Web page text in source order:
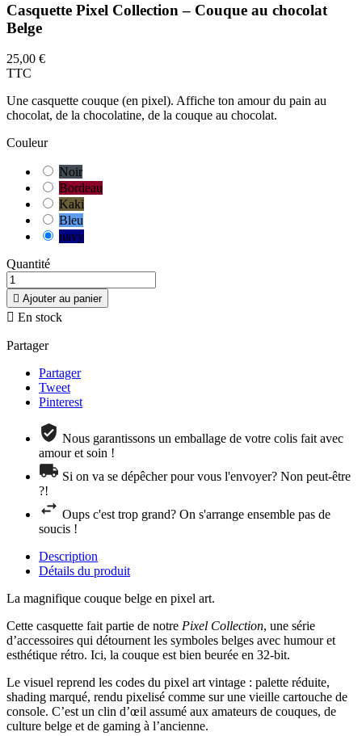
Casquette Pixel Collection – Couque au chocolat
Belge
25,00 €
TTC
Une casquette couque (en pixel). Affiche ton amour du pain au
chocolat, de la chocolatine, de la couque au chocolat.
Couleur
Noir
Bordeau
Kaki
Bleu
navy
Quantité
 Ajouter au panier
 En stock
Partager
Partager
Tweet
Pinterest
Nous garantissons un emballage de votre colis fait avec
amour et soin !
Si on va se dépêcher pour vous l'envoyer? Non peut-être
?!
Oups c'est trop grand? On s'arrange ensemble pas de
soucis !
Description
Détails du produit
La magnifique couque belge en pixel art.
Cette casquette fait partie de notre Pixel Collection, une série
d’accessoires qui détournent les symboles belges avec humour et
esthétique rétro. Ici, la couque est bien beurée en 32-bit.
Le visuel reprend les codes du pixel art vintage : palette réduite,
shading marqué, rendu pixelisé comme sur une vieille cartouche de
console. C’est un clin d’œil assumé aux amateurs de couques, de
culture belge et de gaming à l’ancienne.